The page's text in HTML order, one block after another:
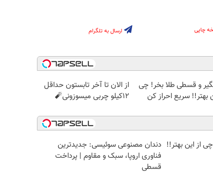
چاپی ارسال به تلگرام
و قسطی طلا بخر! چی
بهتر!! سریع احراز کن
از الان تا آخر تابستون حداقل
12کیلو چربی میسوزونی🧨
از این بهتر!! دندان مصنوعی سوئیسی: جدیدترین
فناوری اروپا، سبک و مقاوم | پرداخت
قسطی